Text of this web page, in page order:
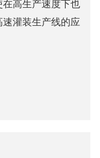
高生产速度下也
灌装生产线的应